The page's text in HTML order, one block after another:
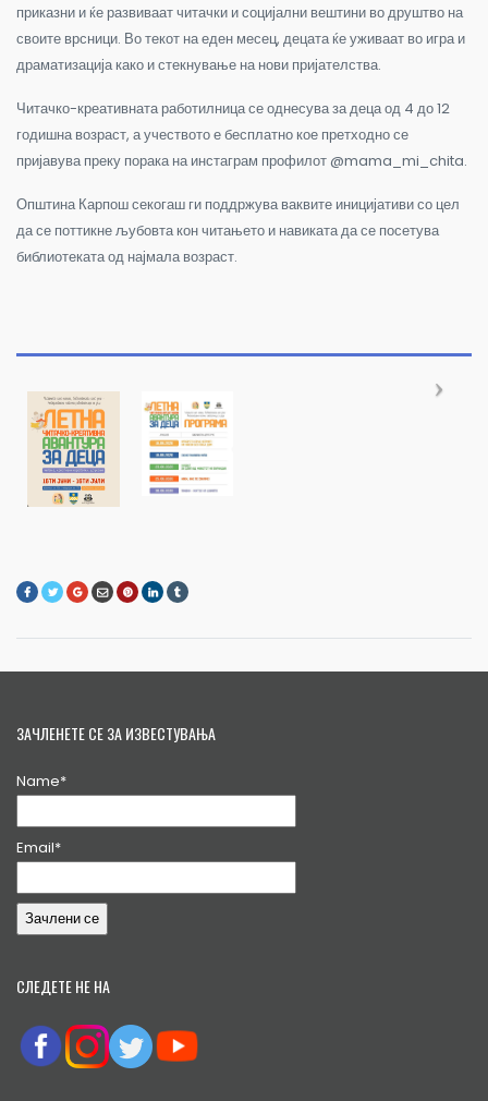
приказни и ќе развиваат читачки и социјални вештини во друштво на
своите врсници. Во текот на еден месец, децата ќе уживаат во игра и
драматизација како и стекнување на нови пријателства.
Читачко-креативната работилница се однесува за деца од 4 до 12
годишна возраст, а учеството е бесплатно кое претходно се
пријавува преку порака на инстаграм профилот @mama_mi_chita.
Општина Карпош секогаш ги поддржува ваквите иницијативи со цел
да се поттикне љубовта кон читањето и навиката да се посетува
библиотеката од најмала возраст.
ЗАЧЛЕНЕТЕ СЕ ЗА ИЗВЕСТУВАЊА
Name*
Email*
СЛЕДЕТЕ НЕ НА